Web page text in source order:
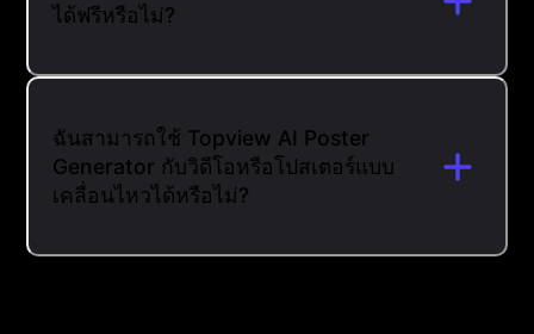
ได้ฟรีหรือไม่?
ฉันสามารถใช้ Topview AI Poster
Generator กับวิดีโอหรือโปสเตอร์แบบ
เคลื่อนไหวได้หรือไม่?